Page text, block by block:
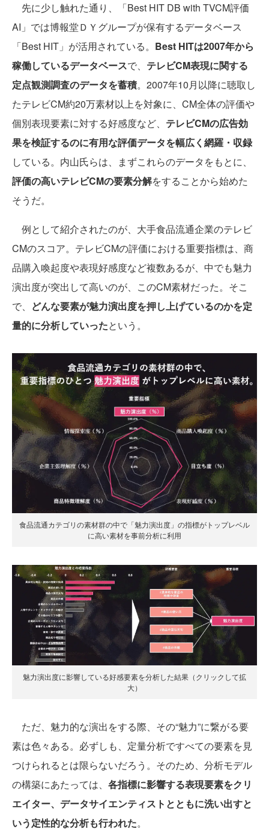
先に少し触れた通り、「Best HIT DB with TVCM評価
AI」では博報堂ＤＹグループが保有するデータベース
「Best HIT」が活用されている。 Best HITは2007年から
稼働しているデータベースで、 テレビCM表現に関する
定点観測調査のデータを蓄積。2007年10月以降に聴取し
たテレビCM約20万素材以上を対象に、CM全体の評価や
個別表現要素に対する好感度など、 テレビCMの広告効
果を検証するのに有用な評価データを幅広く網羅・収録
している。内山氏らは、まずこれらのデータをもとに、
評価の高いテレビCMの要素分解をすることから始めた
そうだ。
例として紹介されたのが、大手食品流通企業のテレビ
CMのスコア。テレビCMの評価における重要指標は、商
品購入喚起度や表現好感度など複数あるが、中でも魅力
演出度が突出して高いのが、このCM素材だった。そこ
で、 どんな要素が魅力演出度を押し上げているのかを定
量的に分析していったという。
食品流通カテゴリの素材群の中で「魅力演出度」の指標がトップレベル
に高い素材を事前分析に利用
魅力演出度に影響している好感要素を分析した結果（クリックして拡
大）
ただ、魅力的な演出をする際、その“魅力”に繋がる要
素は色々ある。必ずしも、定量分析ですべての要素を見
つけられるとは限らないだろう。そのため、分析モデル
の構築にあたっては、 各指標に影響する表現要素をクリ
エイター、データサイエンティストとともに洗い出すと
いう定性的な分析も行われた。